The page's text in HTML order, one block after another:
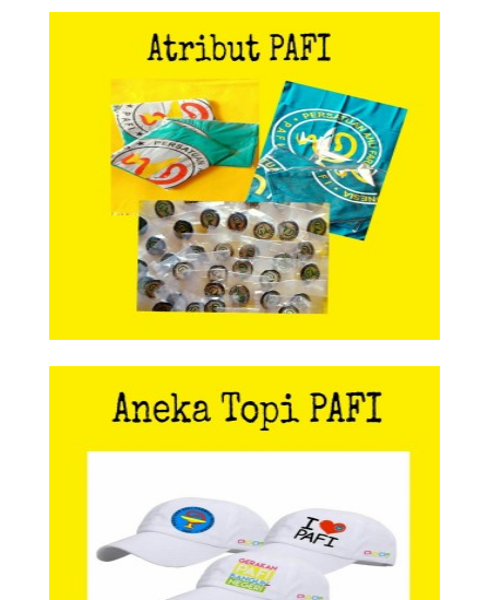
Atribut PAFI
Atribut PAFI
Aneka Topi PAFI